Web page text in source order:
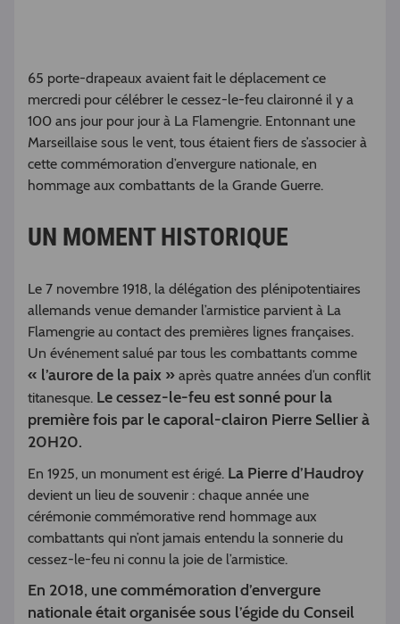
65 porte-drapeaux avaient fait le déplacement ce
mercredi pour célébrer le cessez-le-feu claironné il y a
100 ans jour pour jour à La Flamengrie. Entonnant une
Marseillaise sous le vent, tous étaient fiers de s’associer à
cette commémoration d’envergure nationale, en
hommage aux combattants de la Grande Guerre.
UN MOMENT HISTORIQUE
Le 7 novembre 1918, la délégation des plénipotentiaires
allemands venue demander l’armistice parvient à La
Flamengrie au contact des premières lignes françaises.
Un événement salué par tous les combattants comme
« l’aurore de la paix » après quatre années d’un conflit
titanesque. Le cessez-le-feu est sonné pour la
première fois par le caporal-clairon Pierre Sellier à
20H20.
En 1925, un monument est érigé. La Pierre d’Haudroy
devient un lieu de souvenir : chaque année une
cérémonie commémorative rend hommage aux
combattants qui n’ont jamais entendu la sonnerie du
cessez-le-feu ni connu la joie de l’armistice.
En 2018, une commémoration d’envergure
nationale était organisée sous l’égide du Conseil